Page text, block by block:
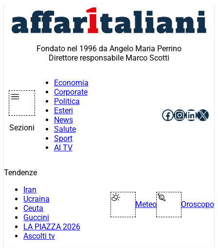
contenuto
Fondato nel 1996 da Angelo Maria Perrino
Direttore responsabile Marco Scotti
Sezioni
Economia
Corporate
Politica
Esteri
News
Salute
Sport
AI TV
Facebook
X
Tendenze
Iran
Ucraina
Ceuta
Guccini
LA PIAZZA 2026
Ascolti tv
Meteo Oroscopo